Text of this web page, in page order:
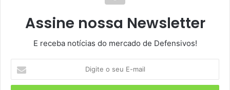
Assine nossa Newsletter
E receba notícias do mercado de Defensivos!
seu